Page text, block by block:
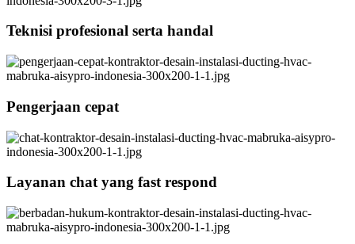
Teknisi profesional serta handal
Pengerjaan cepat
Layanan chat yang fast respond